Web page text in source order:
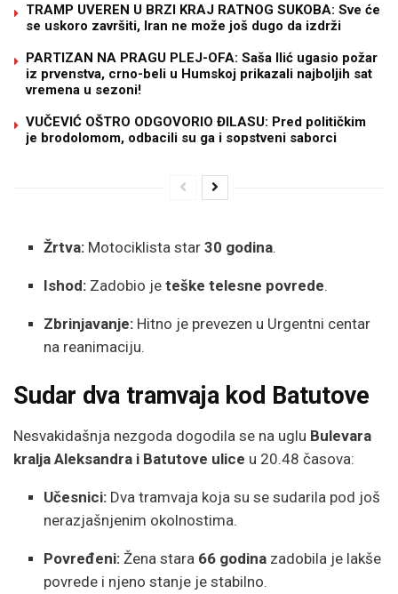
TRAMP UVEREN U BRZI KRAJ RATNOG SUKOBA: Sve će
se uskoro završiti, Iran ne može još dugo da izdrži
PARTIZAN NA PRAGU PLEJ-OFA: Saša Ilić ugasio požar
iz prvenstva, crno-beli u Humskoj prikazali najboljih sat
vremena u sezoni!
VUČEVIĆ OŠTRO ODGOVORIO ĐILASU: Pred političkim
je brodolomom, odbacili su ga i sopstveni saborci
Žrtva: Motociklista star30 godina.
Ishod: Zadobio jeteške telesne povrede.
Zbrinjavanje: Hitno je prevezen u Urgentni centar
na reanimaciju.
Sudar dva tramvaja kod Batutove
Nesvakidašnja nezgoda dogodila se na uglu Bulevara
kralja Aleksandra i Batutove ulice u 20.48 časova:
Učesnici: Dva tramvaja koja su se sudarila pod još
nerazjašnjenim okolnostima.
Povređeni: Žena stara 66 godina zadobila je lakše
povrede i njeno stanje je stabilno.